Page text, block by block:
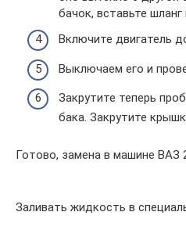
бачок, вставьте
Включите двигатель
Выключаем его и
Закрутите теперь
бака. Закрутите
Готово, замена в машине ВАЗ
Заливать жидкость в